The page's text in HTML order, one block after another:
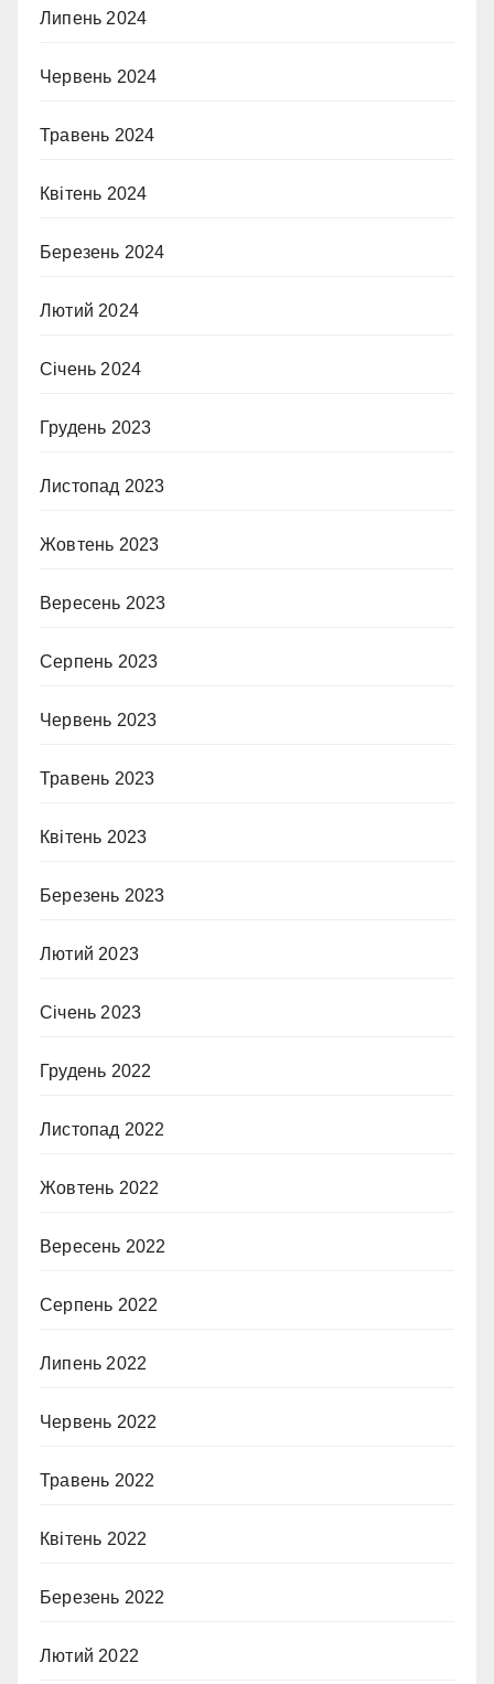
Липень 2024
Червень 2024
Травень 2024
Квітень 2024
Березень 2024
Лютий 2024
Січень 2024
Грудень 2023
Листопад 2023
Жовтень 2023
Вересень 2023
Серпень 2023
Червень 2023
Травень 2023
Квітень 2023
Березень 2023
Лютий 2023
Січень 2023
Грудень 2022
Листопад 2022
Жовтень 2022
Вересень 2022
Серпень 2022
Липень 2022
Червень 2022
Травень 2022
Квітень 2022
Березень 2022
Лютий 2022